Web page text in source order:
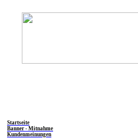
Startseite
Banner - Mitnahme
Kundenmeinungen